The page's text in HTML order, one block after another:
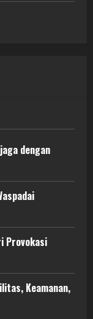
dengan
Provokasi
Keamanan,